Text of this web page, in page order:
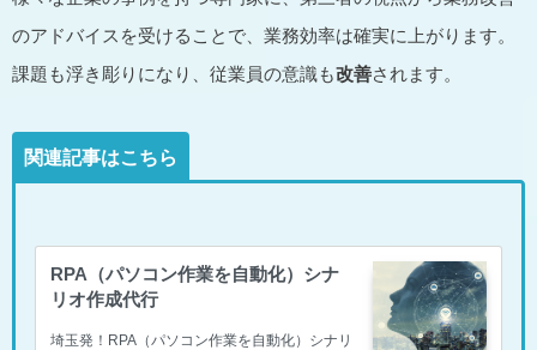
のアドバイスを受けることで、業務効率は確実に上がります。
課題も浮き彫りになり、従業員の意識も改善されます。
関連記事はこちら
RPA（パソコン作業を自動化）シナ
リオ作成代行
埼玉発！RPA（パソコン作業を自動化）シナリ